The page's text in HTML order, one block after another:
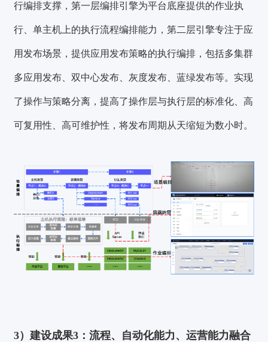
行编排支撑，第一层编排引擎为平台底座提供的作业执
行、单主机上的执行流程编排能力，第二层引擎专注于应
用发布场景，提供应用发布策略的执行编排，包括多集群
多应用发布、双中心发布、灰度发布、蓝绿发布等。实现
了操作与策略分离，提高了操作层与执行层的标准化、高
可复用性、高可维护性，将发布周期从天缩短为数小时。
3）建设成果3：流程、自动化能力、运营能力融合